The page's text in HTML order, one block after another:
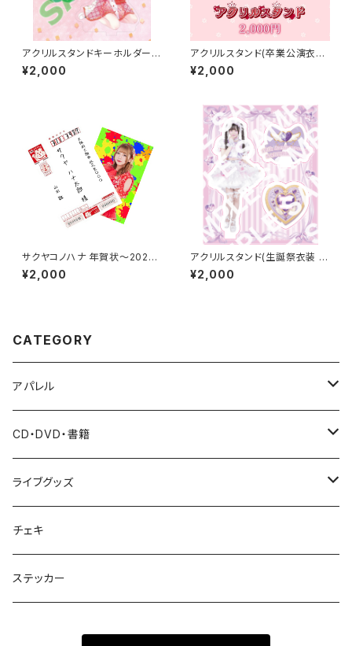
アクリルスタンドキーホルダー
(イラスト ver.)【山田 雛】
¥2,000
アクリルスタンド(卒業公演衣装)
【永井 里桜】
¥2,000
サクヤコノハナ 年賀状〜202
2〜【山田 雛】
¥2,000
アクリルスタンド(生誕祭衣装 2
026 ver.)【櫻井 さり】
¥2,000
CATEGORY
アパレル
Tシャツ
パーカー
バッグ
CD・DVD・書籍
CD
DVD・Blu-ray
雑誌・写真集
ライブグッズ
ペンライト
タオル
チェキ
ステッカー